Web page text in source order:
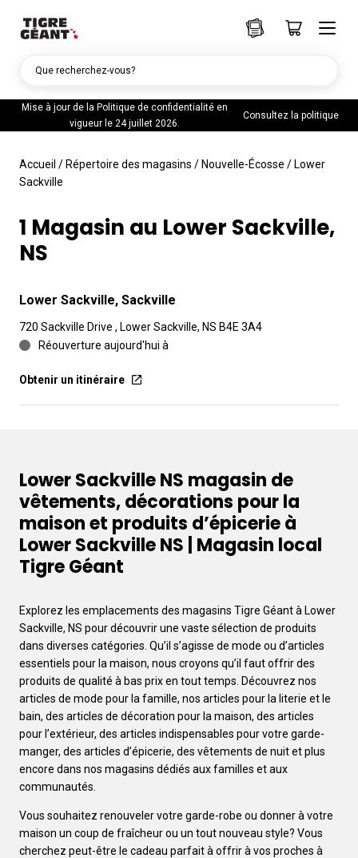
Mise à jour de la Politique de confidentialité en
vigueur le 24 juillet 2026.
Consultez la politique
Que recherchez-vous?
Accueil / Répertoire des magasins / Nouvelle-Écosse / Lower
Sackville
1 Magasin au Lower Sackville,
NS
Lower Sackville, Sackville
720 Sackville Drive , Lower Sackville, NS B4E 3A4
Réouverture aujourd'hui à
Obtenir un itinéraire
Lower Sackville NS magasin de
vêtements, décorations pour la
maison et produits d’épicerie à
Lower Sackville NS | Magasin local
Tigre Géant
Explorez les emplacements des magasins Tigre Géant à Lower
Sackville, NS pour découvrir une vaste sélection de produits
dans diverses catégories. Qu’il s’agisse de mode ou d’articles
essentiels pour la maison, nous croyons qu’il faut offrir des
produits de qualité à bas prix en tout temps. Découvrez nos
articles de mode pour la famille, nos articles pour la literie et le
bain, des articles de décoration pour la maison, des articles
pour l’extérieur, des articles indispensables pour votre garde-
manger, des articles d’épicerie, des vêtements de nuit et plus
encore dans nos magasins dédiés aux familles et aux
communautés.
Vous souhaitez renouveler votre garde-robe ou donner à votre
maison un coup de fraîcheur ou un tout nouveau style? Vous
cherchez peut-être le cadeau parfait à offrir à vos proches à